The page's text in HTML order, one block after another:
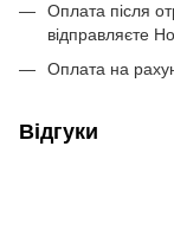
Оплата після
відправляєте
Оплата на
Відгуки